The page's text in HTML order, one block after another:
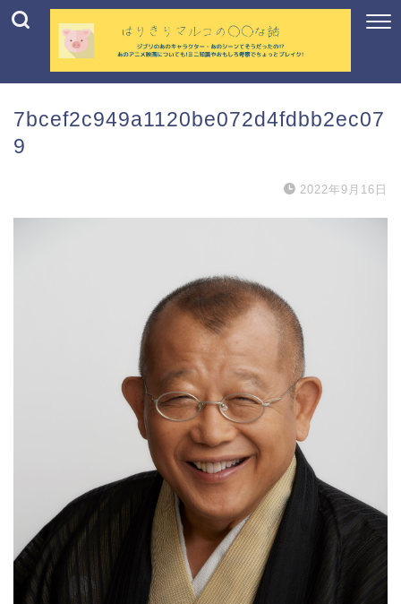
7bcef2c949a1120be072d4fdbb2ec07
9
2022年9月16日